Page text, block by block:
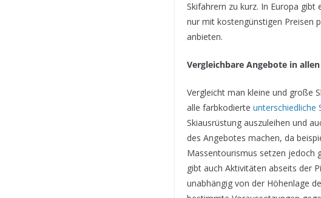
Skifahrern zu kurz. In Europa gibt
nur mit kostengünstigen Preisen
anbieten.
Vergleichbare Angebote in
Vergleicht man kleine und große
alle farbkodierte unterschiedliche
Skiausrüstung auszuleihen und
des Angebotes machen, da
Massentourismus setzen jedoch
gibt auch Aktivitäten abseits der
unabhängig von der Höhenlage